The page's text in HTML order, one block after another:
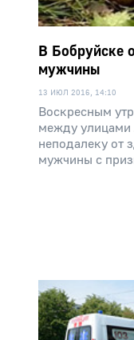
В Бобруйске
мужчины
13 ИЮЛ 2016, 14:10
Воскресным
между
неподалеку от
мужчины с